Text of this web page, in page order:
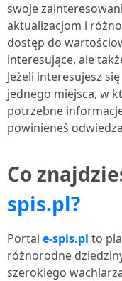
swoje
aktualizacjom i
dostęp do
interesujące, ale
Jeżeli interesujesz
jednego miejsca, w
potrzebne
powinieneś
Co
spis.pl?
Portal e-spis.pl to
różnorodne
szerokiego